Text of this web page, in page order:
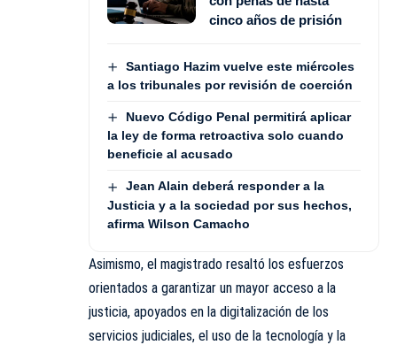
cinco años de prisión
Santiago Hazim vuelve este miércoles
a los tribunales por revisión de coerción
Nuevo Código Penal permitirá aplicar
la ley de forma retroactiva solo cuando
beneficie al acusado
Jean Alain deberá responder a la
Justicia y a la sociedad por sus hechos,
afirma Wilson Camacho
Asimismo, el magistrado resaltó los esfuerzos
orientados a garantizar un mayor acceso a la
justicia, apoyados en la digitalización de los
servicios judiciales, el uso de la tecnología y la